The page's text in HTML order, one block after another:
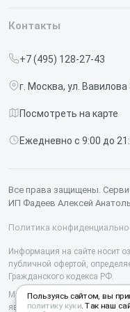
Срочный ремонт
Доставка и способы
Диагностика
Контакты
Iphone
Studio Display
Контакты
+7 (495) 128-27-43
г. Москва, ул. Вавилова
Посмотреть на карте
Ежедневно с 9:00 до
Все права защищены.
ИП Фадеев Алексей
Политика
Информация на сайте носит
публичной офертой,
Гражданского кодекса РФ.
Мы специализируемся на
являемся их официальным
Пользуясь сайтом, вы
политику куки. Так наш